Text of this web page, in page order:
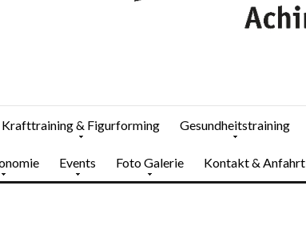
Krafttraining & Figurforming Gesundheitstraining
Events Foto Galerie Kontakt & Anfahrt